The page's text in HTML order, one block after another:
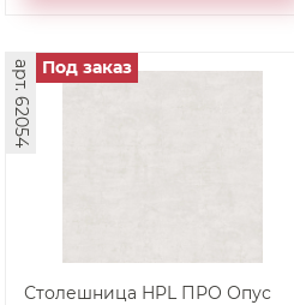
Столешница HPL ПРО Опус
арт. 62054 Под заказ